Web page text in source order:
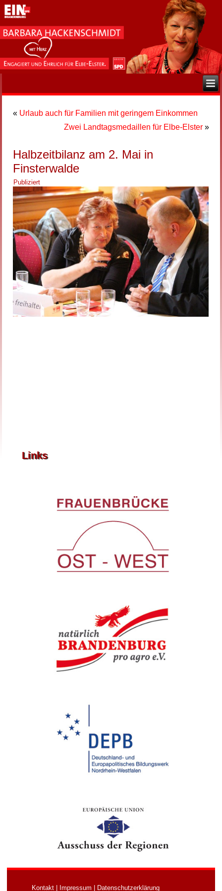
« Urlaub auch für Familien mit geringem Einkommen
Zwei Landtagsmedaillen für Elbe-Elster»
Halbzeitbilanz am 2. Mai in
Finsterwalde
Publiziert
Links
Kontakt Impressum Datenschutzerklärung